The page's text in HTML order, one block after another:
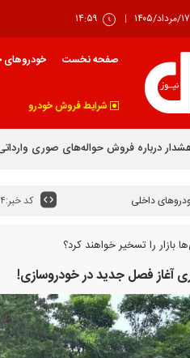
۱۷/مرداد/۱۴۰۵ ۱۴:۵۹
صفحه نخست خودروهای
شرایط فروش خودرو
قانون برنامه هفتم راهکار ساماندهی
داخلی کد خبر:
بازار را تسخیر خواهند کرد؟
آغاز فصل جدید در خودروسازی!